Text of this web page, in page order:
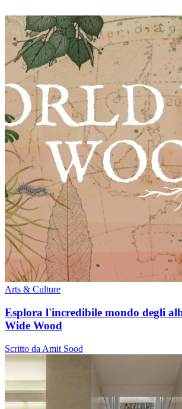
Arts & Culture
Esplora l'incredibile mondo degli
Wide Wood
Scritto da Amit Sood